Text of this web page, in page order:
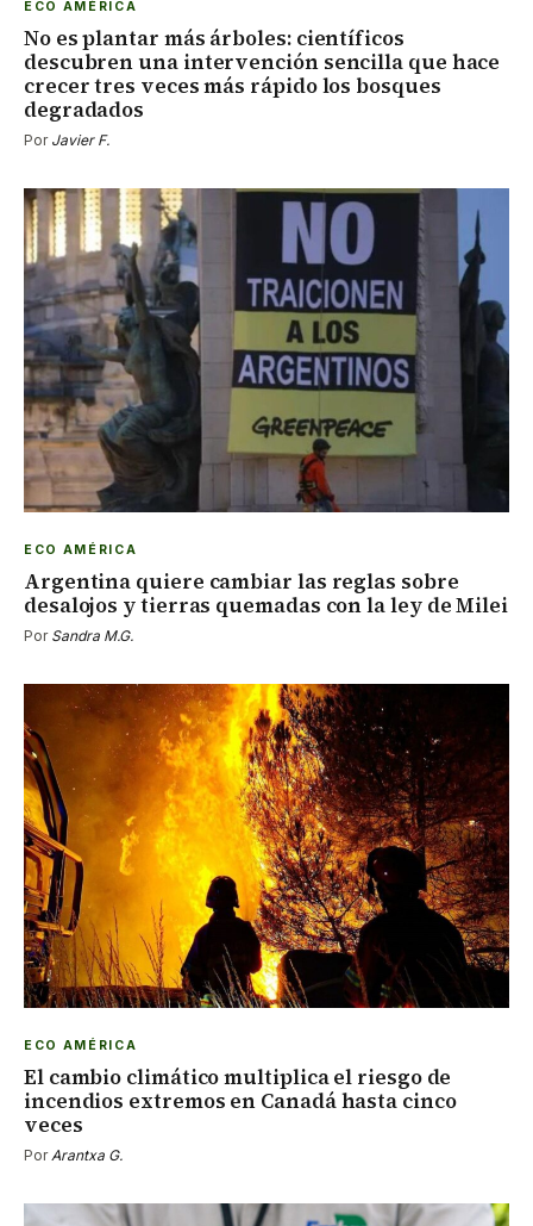
ECO AMÉRICA
No es plantar más árboles: científicos
descubren una intervención sencilla que hace
crecer tres veces más rápido los bosques
degradados
Por Javier F.
ECO AMÉRICA
Argentina quiere cambiar las reglas sobre
desalojos y tierras quemadas con la ley de Milei
Por Sandra M.G.
ECO AMÉRICA
El cambio climático multiplica el riesgo de
incendios extremos en Canadá hasta cinco
veces
PorArantxa G.